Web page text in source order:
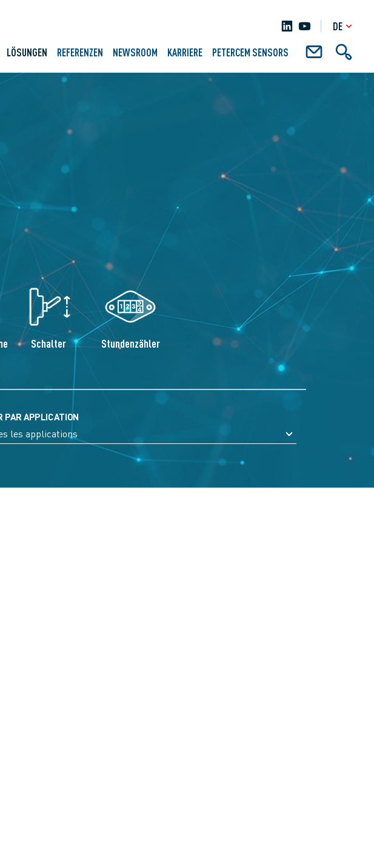
DE
LÖSUNGEN REFERENZEN NEWSROOM KARRIERE PETERCEM SENSORS
Schalter Stundenzähler
PAR APPLICATION